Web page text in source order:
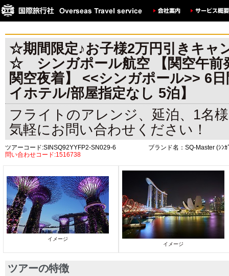
☆期間限定♪お子様2万円引きキャ
☆ シンガポール航空 【関空午前
関空夜着】 <<シンガポール>> 6
イホテル/部屋指定なし 5泊】
フライトのアレンジ、延泊、1名
気軽にお問い合わせください！
ツアーコード:SINSQ92YYFP2-SN029-6
問い合わせコード:1516738
ブランド名：SQ-Master (ｼﾝｶ
イメージ
イメージ
ツアーの特徴